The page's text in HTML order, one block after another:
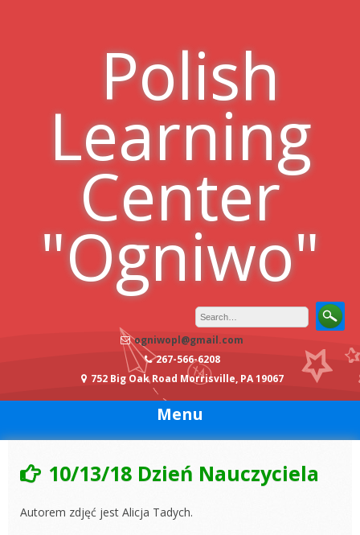
Polish
Learning
Center
"Ogniwo"
ogniwopl@gmail.com
267-566-6208
752 Big Oak Road Morrisville, PA 19067
Menu
10/13/18 Dzień Nauczyciela
Autorem zdjęć jest Alicja Tadych.